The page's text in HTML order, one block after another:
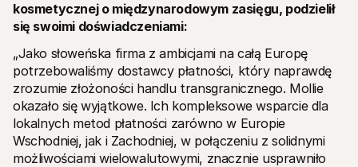
kosmetycznej o międzynarodowym zasięgu, podzielił
się swoimi doświadczeniami:
„Jako słoweńska firma z ambicjami na całą Europę
potrzebowaliśmy dostawcy płatności, który naprawdę
zrozumie złożoności handlu transgranicznego. Mollie
okazało się wyjątkowe. Ich kompleksowe wsparcie dla
lokalnych metod płatności zarówno w Europie
Wschodniej, jak i Zachodniej, w połączeniu z solidnymi
możliwościami wielowalutowymi, znacznie usprawniło